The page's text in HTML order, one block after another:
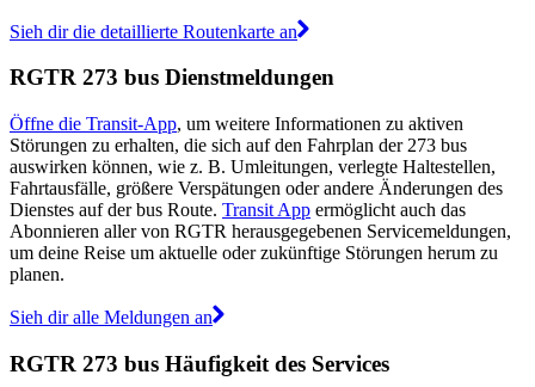
Sieh dir die detaillierte Routenkarte an
RGTR 273 bus Dienstmeldungen
Öffne die Transit-App, um weitere Informationen zu aktiven
Störungen zu erhalten, die sich auf den Fahrplan der 273 bus
auswirken können, wie z. B. Umleitungen, verlegte Haltestellen,
Fahrtausfälle, größere Verspätungen oder andere Änderungen des
Dienstes auf der bus Route. Transit App ermöglicht auch das
Abonnieren aller von RGTR herausgegebenen Servicemeldungen,
um deine Reise um aktuelle oder zukünftige Störungen herum zu
planen.
Sieh dir alle Meldungen an
RGTR 273 bus Häufigkeit des Services